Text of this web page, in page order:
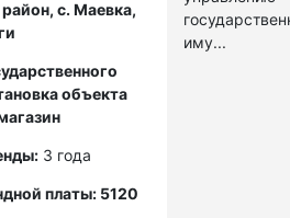
с. Маевка,
объекта
3 года
платы: 5120
иму...